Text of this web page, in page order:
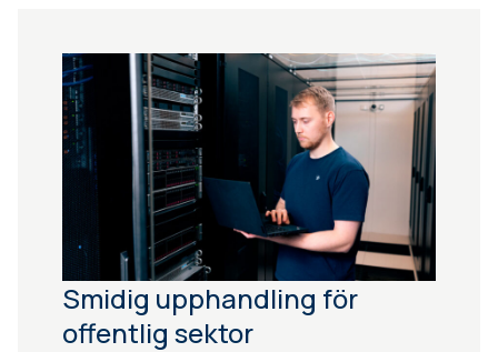
Smidig upphandling för
offentlig sektor